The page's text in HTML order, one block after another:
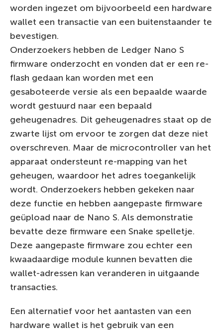
worden ingezet om bijvoorbeeld een hardware
wallet een transactie van een buitenstaander te
bevestigen.
Onderzoekers hebben de Ledger Nano S
firmware onderzocht en vonden dat er een re-
flash gedaan kan worden met een
gesaboteerde versie als een bepaalde waarde
wordt gestuurd naar een bepaald
geheugenadres. Dit geheugenadres staat op de
zwarte lijst om ervoor te zorgen dat deze niet
overschreven. Maar de microcontroller van het
apparaat ondersteunt re-mapping van het
geheugen, waardoor het adres toegankelijk
wordt. Onderzoekers hebben gekeken naar
deze functie en hebben aangepaste firmware
geüpload naar de Nano S. Als demonstratie
bevatte deze firmware een Snake spelletje.
Deze aangepaste firmware zou echter een
kwaadaardige module kunnen bevatten die
wallet-adressen kan veranderen in uitgaande
transacties.
Een alternatief voor het aantasten van een
hardware wallet is het gebruik van een